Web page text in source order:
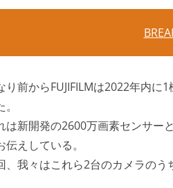
り前からFUJIFILMは2022年内に
は新開発の2600万画素センサー
伝えしている。
、我々はこれら2台のカメラのう